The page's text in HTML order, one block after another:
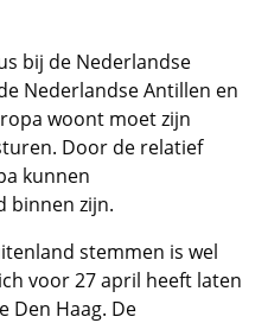
bij de Nederlandse
Nederlandse Antillen en
woont moet zijn
Door de relatief
kunnen
binnen zijn.
stemmen is wel
voor 27 april heeft laten
Den Haag. De